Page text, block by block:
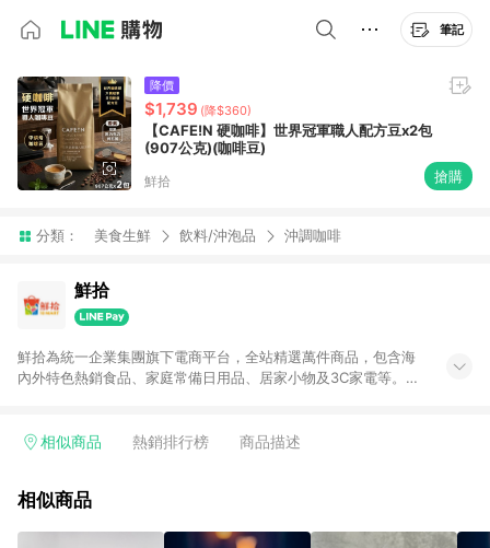
筆記
降價
$1,739 (降$360)
【CAFE!N 硬咖啡】世界冠軍職人配方豆x2包
(907公克)(咖啡豆)
鮮拾 搶購
分類： 美食生鮮 飲料/沖泡品 沖調咖啡
鮮拾
鮮拾為統一企業集團旗下電商平台，全站精選萬件商品，包含海
內外特色熱銷食品、家庭常備日用品、居家小物及3C家電等。全
有好康。LINE好友招募中搜尋@10mart。 ＊特定 iPhone17 將不
相似商品 熱銷排行榜 商品描述
相似商品